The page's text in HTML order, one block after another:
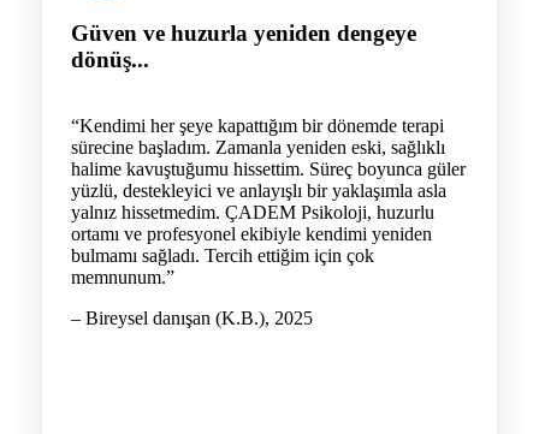
Güven ve huzurla yeniden dengeye
dönüş...
“Kendimi her şeye kapattığım bir dönemde terapi
sürecine başladım. Zamanla yeniden eski, sağlıklı
halime kavuştuğumu hissettim. Süreç boyunca güler
yüzlü, destekleyici ve anlayışlı bir yaklaşımla asla
yalnız hissetmedim. ÇADEM Psikoloji, huzurlu
ortamı ve profesyonel ekibiyle kendimi yeniden
bulmamı sağladı. Tercih ettiğim için çok
memnunum.”
– Bireysel danışan (K.B.), 2025